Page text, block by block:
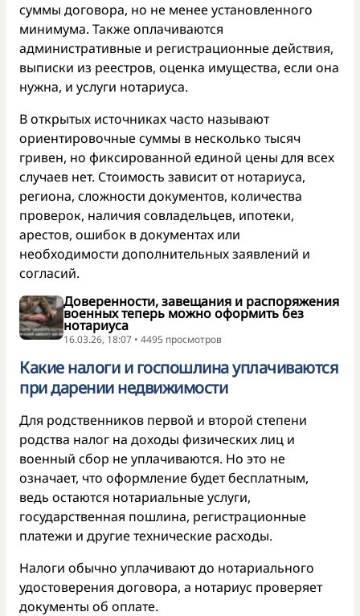
суммы договора, но не менее установленного
минимума. Также оплачиваются
административные и регистрационные действия,
выписки из реестров, оценка имущества, если она
нужна, и услуги нотариуса.
В открытых источниках часто называют
ориентировочные суммы в несколько тысяч
гривен, но фиксированной единой цены для всех
случаев нет. Стоимость зависит от нотариуса,
региона, сложности документов, количества
проверок, наличия совладельцев, ипотеки,
арестов, ошибок в документах или
необходимости дополнительных заявлений и
согласий.
Доверенности, завещания и распоряжения
военных теперь можно оформить без
нотариуса
16.03.26, 18:07 • 4495 просмотров
Какие налоги и госпошлина уплачиваются
при дарении недвижимости
Для родственников первой и второй степени
родства налог на доходы физических лиц и
военный сбор не уплачиваются. Но это не
означает, что оформление будет бесплатным,
ведь остаются нотариальные услуги,
государственная пошлина, регистрационные
платежи и другие технические расходы.
Налоги обычно уплачивают до нотариального
удостоверения договора, а нотариус проверяет
документы об оплате.